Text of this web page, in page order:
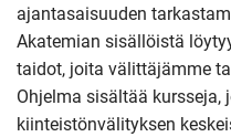
ajantasaisuuden
Akatemian sisällöistä
taidot, joita välittäjämme
Ohjelma sisältää kursseja,
kiinteistönvälityksen